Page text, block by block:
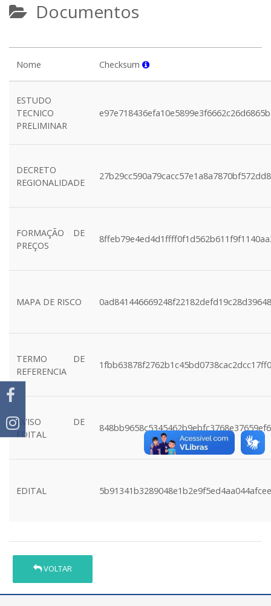
Documentos
Nome Checksum
ESTUDO
TECNICO
PRELIMINAR
DECRETO
REGIONALIDADE
FORMAÇÃO DE
PREÇOS
MAPA DE RISCO
TERMO DE
REFERENCIA
AVISO DE
EDITAL
EDITAL
VOLTAR